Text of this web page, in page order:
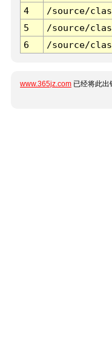
4
/source/
5
/source/
6
/source/
www.365jz.com 已经将此出